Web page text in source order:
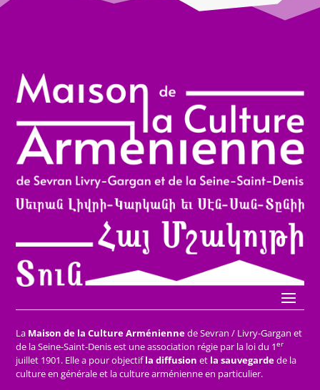
La Maison de la Culture Arméniennede Sevran / Livry-Gargan et
de la Seine-Saint-Denis est une association régie par la loi du 1er
juillet 1901. Elle a pour objectifla diffusion et la sauvegardede la
culture en générale et la culture arménienne en particulier.